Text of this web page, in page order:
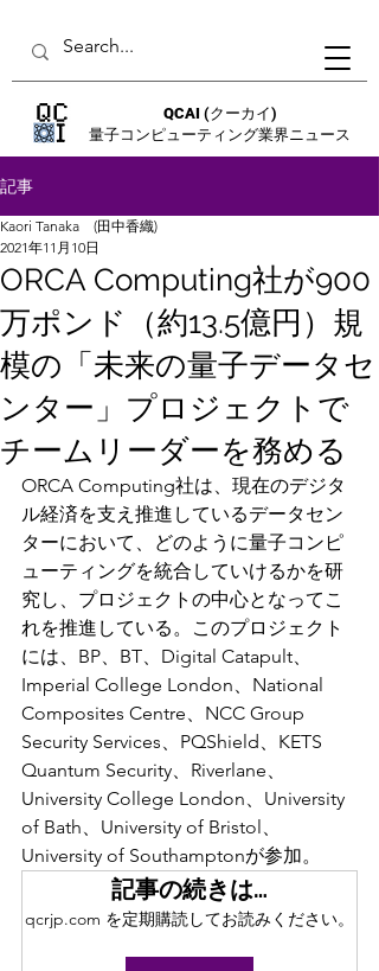
QCAI (クーカイ)
量子コンピューティング業界ニュース
記事
ORCA Computing社が900
万ポンド（約13.5億円）規
模の「未来の量子データセ
ンター」プロジェクトで
チームリーダーを務める
Kaori Tanaka (田中香織)
2021年11月10日
ORCA Computing社は、現在のデジタ
ル経済を支え推進しているデータセン
ターにおいて、どのように量子コンピ
ューティングを統合していけるかを研
究し、プロジェクトの中心となってこ
れを推進している。このプロジェクト
には、BP、BT、Digital Catapult、
Imperial College London、National
Composites Centre、NCC Group
Security Services、PQShield、KETS
Quantum Security、Riverlane、
University College London、University
of Bath、University of Bristol、
University of Southamptonが参加。
記事の続きは…
qcrjp.com を定期購読してお読みください。